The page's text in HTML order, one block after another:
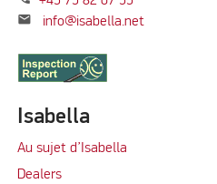
mail info@isabella.net
Isabella
Au sujet d’Isabella
Dealers